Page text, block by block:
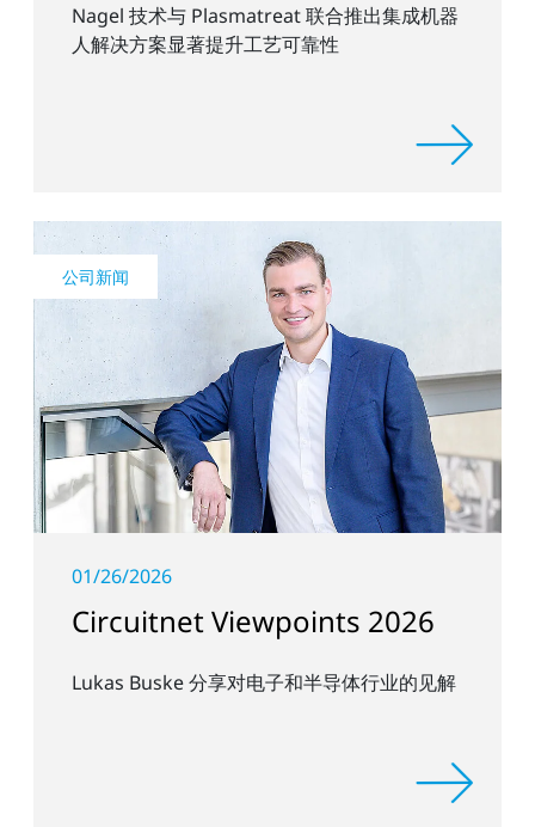
Nagel 技术与 Plasmatreat 联合推出集成机器
人解决方案显著提升工艺可靠性
公司新闻
01/26/2026
Circuitnet Viewpoints 2026
Lukas Buske 分享对电子和半导体行业的见解